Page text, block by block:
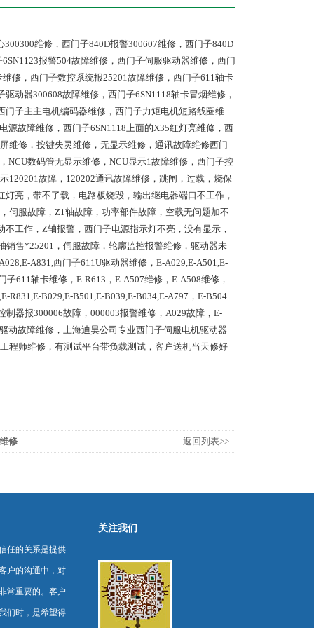
维修，西门子840D报警300607维修，西门子840D
报警504故障维修，西门子伺服驱动器维修，西门
修，西门子数控系统报25201故障维修，西门子611轴卡
动器300608故障维修，西门子6SN1118轴卡冒烟维修，
子主主电机编码器维修，西门子力矩电机短路线圈维
源故障维修，西门子6SN1118上面的X35红灯亮维修，西
维修，按键失灵维修，无显示维修，通讯故障维修西门
NCU数码管无显示维修，NCU显示1故障维修，西门子控
120201故障，120202通讯故障维修，跳闸，过载，烧保
亮，带不了载，电路板烧毁，输出继电器端口不工作，
伺服故障，Z1轴故障，功率部件故障，空载无问题加不
工作，Z轴报警，西门子电源指示灯不亮，没有显示，
售*25201，伺服故障，轮廓监控报警维修，驱动器未
A831,西门子611U驱动器维修，E-A029,E-A501,E-
611轴卡维修，E-R613，E-A507维修，E-A508维修，
R831,E-B029,E-B501,E-B039,E-B034,E-A797，E-B504
器报300006故障，000003报警维修，A029故障，E-
动故障维修，上海迪昊公司专业西门子伺服电机驱动器
程师维修，有测试平台带负载测试，客户送机当天修好
修 返回列表>>
任的关系是提供
户的沟通中，对
常重要的。客户
们时，是希望得
关注我们